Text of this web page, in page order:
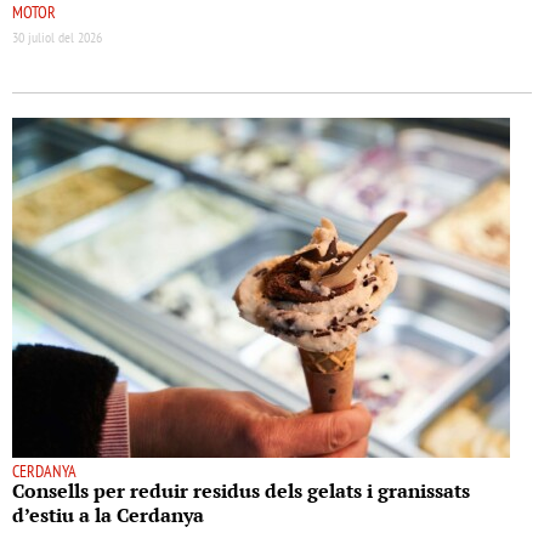
MOTOR
30 juliol del 2026
CERDANYA
Consells per reduir residus dels gelats i granissats
d’estiu a la Cerdanya